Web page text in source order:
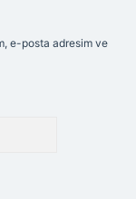
e-posta adresim ve